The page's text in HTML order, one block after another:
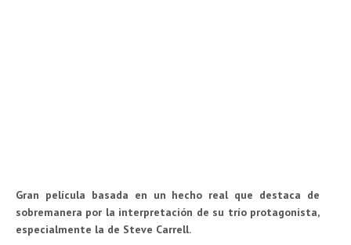
Gran película basada en un hecho real que destaca de
sobremanera por la interpretación de su trío protagonista,
especialmente la de Steve Carrell.